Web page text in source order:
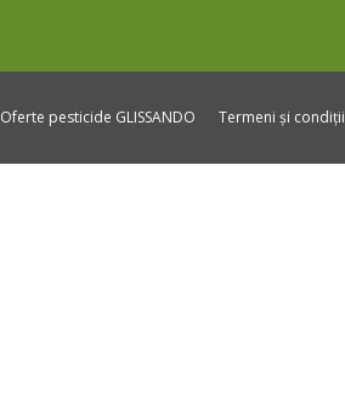
Oferte pesticide GLISSANDO Termeni și condiții